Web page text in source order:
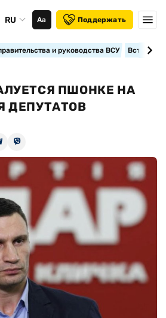
RU Аа Поддержать
и руководства ВСУ
ПШОНКЕ НА
ДЕПУТАТОВ